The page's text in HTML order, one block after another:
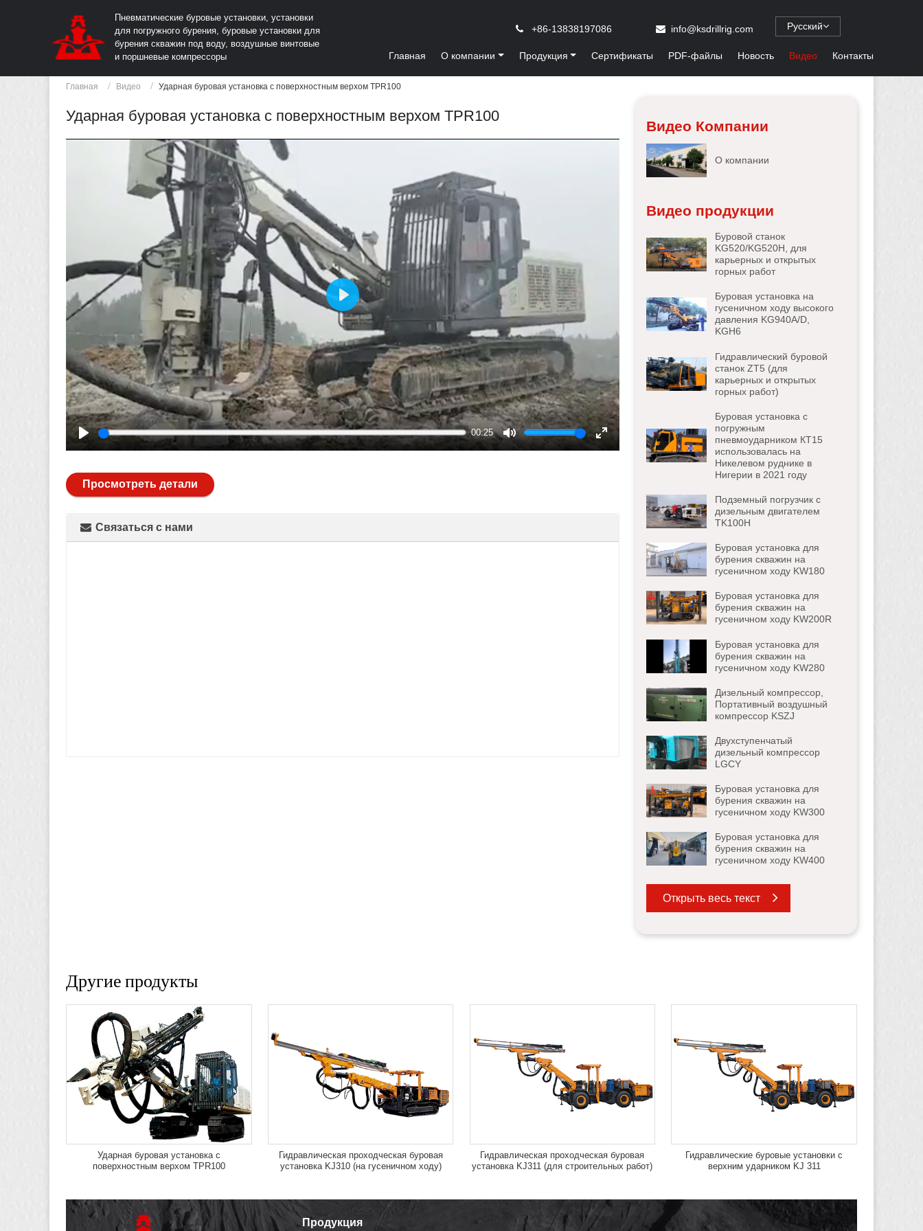
Пневматические буровые установки, установки
для погружного бурения, буровые установки для
бурения скважин под воду, воздушные винтовые
и поршневые компрессоры
Русский
+86-13838197086 info@ksdrillrig.com
Главная О компании Продукция Сертификаты PDF-файлы Новость Видео Контакты
Главная Видео Ударная буровая установка с поверхностным верхом TPR100
Ударная буровая установка с поверхностным верхом TPR100
Play
00:25
Mute
Play
Просмотреть детали
Связаться с нами
Видео Компании
О компании
Видео продукции
Буровой станок
KG520/KG520H, для
карьерных и открытых
горных работ
Буровая установка на
гусеничном ходу высокого
давления KG940A/D,
KGH6
Гидравлический буровой
станок ZT5 (для
карьерных и открытых
горных работ)
Буровая установка с
погружным
пневмоударником КТ15
использовалась на
Никелевом руднике в
Нигерии в 2021 году
Подземный погрузчик с
дизельным двигателем
TK100H
Буровая установка для
бурения скважин на
гусеничном ходу KW180
Буровая установка для
бурения скважин на
гусеничном ходу KW200R
Буровая установка для
бурения скважин на
гусеничном ходу KW280
Дизельный компрессор,
Портативный воздушный
компрессор KSZJ
Двухступенчатый
дизельный компрессор
LGCY
Буровая установка для
бурения скважин на
гусеничном ходу KW300
Буровая установка для
бурения скважин на
гусеничном ходу KW400
Открыть весь текст
Другие продукты
Ударная буровая установка с
поверхностным верхом TPR100
Гидравлическая проходческая буровая
установка KJ310 (на гусеничном ходу)
Гидравлическая проходческая буровая
установка KJ311 (для строительных работ)
Гидравлические буровые установки с
верхним ударником KJ 311
Продукция